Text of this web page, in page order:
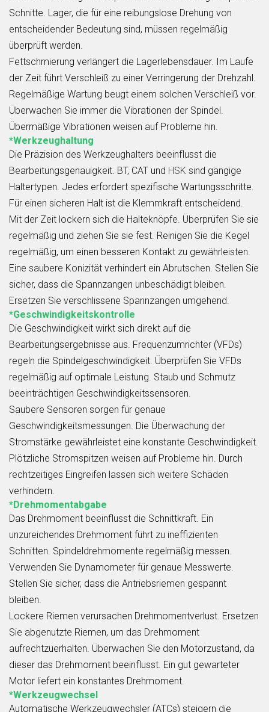
Schnitte. Lager, die für eine reibungslose Drehung von
entscheidender Bedeutung sind, müssen regelmäßig
überprüft werden.
Fettschmierung verlängert die Lagerlebensdauer. Im Laufe
der Zeit führt Verschleiß zu einer Verringerung der Drehzahl.
Regelmäßige Wartung beugt einem solchen Verschleiß vor.
Überwachen Sie immer die Vibrationen der Spindel.
Übermäßige Vibrationen weisen auf Probleme hin.
*Werkzeughaltung
Die Präzision des Werkzeughalters beeinflusst die
Bearbeitungsgenauigkeit. BT, CAT und HSK sind gängige
Haltertypen. Jedes erfordert spezifische Wartungsschritte.
Für einen sicheren Halt ist die Klemmkraft entscheidend.
Mit der Zeit lockern sich die Halteknöpfe. Überprüfen Sie sie
regelmäßig und ziehen Sie sie fest. Reinigen Sie die Kegel
regelmäßig, um einen besseren Kontakt zu gewährleisten.
Eine saubere Konizität verhindert ein Abrutschen. Stellen Sie
sicher, dass die Spannzangen unbeschädigt bleiben.
Ersetzen Sie verschlissene Spannzangen umgehend.
*Geschwindigkeitskontrolle
Die Geschwindigkeit wirkt sich direkt auf die
Bearbeitungsergebnisse aus. Frequenzumrichter (VFDs)
regeln die Spindelgeschwindigkeit. Überprüfen Sie VFDs
regelmäßig auf optimale Leistung. Staub und Schmutz
beeinträchtigen Geschwindigkeitssensoren.
Saubere Sensoren sorgen für genaue
Geschwindigkeitsmessungen. Die Überwachung der
Stromstärke gewährleistet eine konstante Geschwindigkeit.
Plötzliche Stromspitzen weisen auf Probleme hin. Durch
rechtzeitiges Eingreifen lassen sich weitere Schäden
verhindern.
*Drehmomentabgabe
Das Drehmoment beeinflusst die Schnittkraft. Ein
unzureichendes Drehmoment führt zu ineffizienten
Schnitten. Spindeldrehmomente regelmäßig messen.
Verwenden Sie Dynamometer für genaue Messwerte.
Stellen Sie sicher, dass die Antriebsriemen gespannt
bleiben.
Lockere Riemen verursachen Drehmomentverlust. Ersetzen
Sie abgenutzte Riemen, um das Drehmoment
aufrechtzuerhalten. Überwachen Sie den Motorzustand, da
dieser das Drehmoment beeinflusst. Ein gut gewarteter
Motor liefert ein konstantes Drehmoment.
*Werkzeugwechsel
Automatische Werkzeugwechsler (ATCs) steigern die